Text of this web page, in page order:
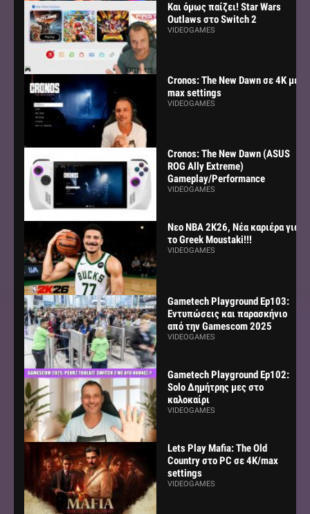
Και όμως παίζει! Star Wars
Outlaws στο Switch 2
VIDEOGAMES
Cronos: The New Dawn σε 4K με
max settings
VIDEOGAMES
Cronos: The New Dawn (ASUS
ROG Ally Extreme)
Gameplay/Performance
VIDEOGAMES
Νεο NBA 2K26, Νέα καριέρα για
το Greek Moustaki!!!
VIDEOGAMES
Gametech Playground Ep103:
Εντυπώσεις και παρασκήνιο
από την Gamescom 2025
VIDEOGAMES
Gametech Playground Ep102:
Solo Δημήτρης μες στο
καλοκαίρι
VIDEOGAMES
Lets Play Mafia: The Old
Country στο PC σε 4K/max
settings
VIDEOGAMES